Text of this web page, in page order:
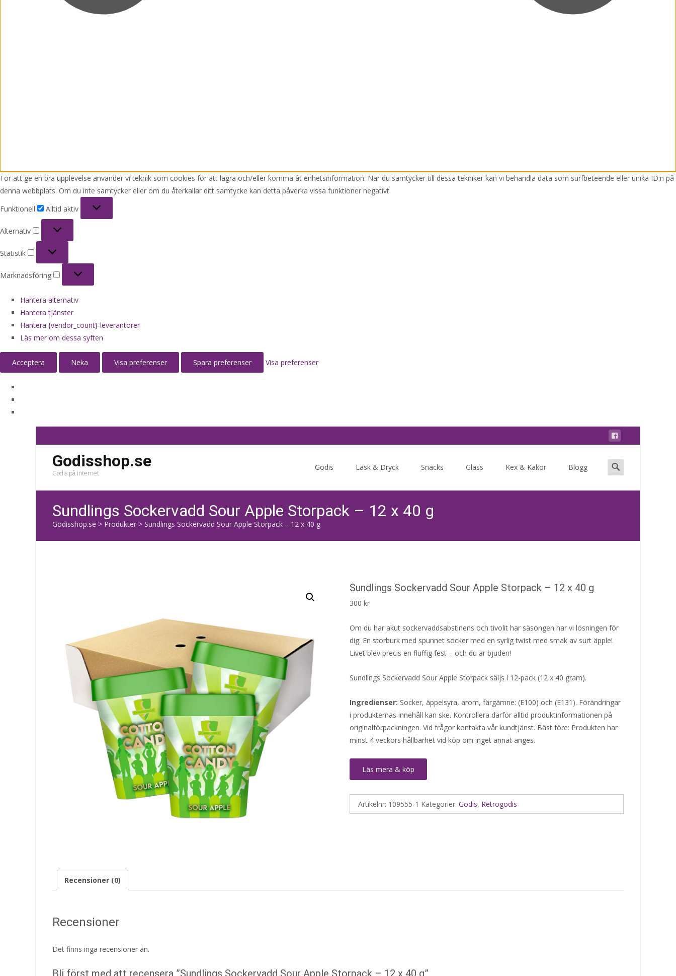
För att ge en bra upplevelse använder vi teknik som cookies för att lagra och/eller komma åt enhetsinformation. När du samtycker till dessa tekniker kan vi behandla data som surfbeteende eller unika ID:n på
denna webbplats. Om du inte samtycker eller om du återkallar ditt samtycke kan detta påverka vissa funktioner negativt.
Funktionell
Alltid aktiv
Alternativ
Statistik
Marknadsföring
Hantera alternativ
Hantera tjänster
Hantera {vendor_count}-leverantörer
Läs mer om dessa syften
Acceptera Neka Visa preferenser Spara preferenser Visa preferenser
Godisshop.se
Godis på internet
Godis Läsk & Dryck Snacks Glass Kex & Kakor Blogg
Search
for:
Sundlings Sockervadd Sour Apple Storpack – 12 x 40 g
Godisshop.se > Produkter > Sundlings Sockervadd Sour Apple Storpack – 12 x 40 g
Sundlings Sockervadd Sour Apple Storpack – 12 x 40 g
300 kr
Om du har akut sockervaddsabstinens och tivolit har säsongen har vi lösningen för
dig. En storburk med spunnet socker med en syrlig twist med smak av surt äpple!
Livet blev precis en fluffig fest – och du är bjuden!
Sundlings Sockervadd Sour Apple Storpack säljs i 12-pack (12 x 40 gram).
Ingredienser: Socker, äppelsyra, arom, färgämne: (E100) och (E131). Förändringar
i produkternas innehåll kan ske. Kontrollera därför alltid produktinformationen på
originalförpackningen. Vid frågor kontakta vår kundtjänst. Bäst före: Produkten har
minst 4 veckors hållbarhet vid köp om inget annat anges.
Läs mera & köp
Artikelnr: 109555-1 Kategorier: Godis, Retrogodis
Recensioner (0)
Recensioner
Det finns inga recensioner än.
Bli först med att recensera ”Sundlings Sockervadd Sour Apple Storpack – 12 x 40 g”